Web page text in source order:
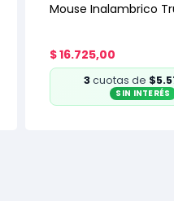
Mouse Inalambrico
$16.725,00
3cuotas de
SIN INTERÉS